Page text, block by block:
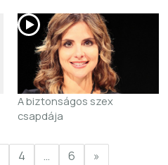
A biztonságos szex
csapdája
4 … 6 »